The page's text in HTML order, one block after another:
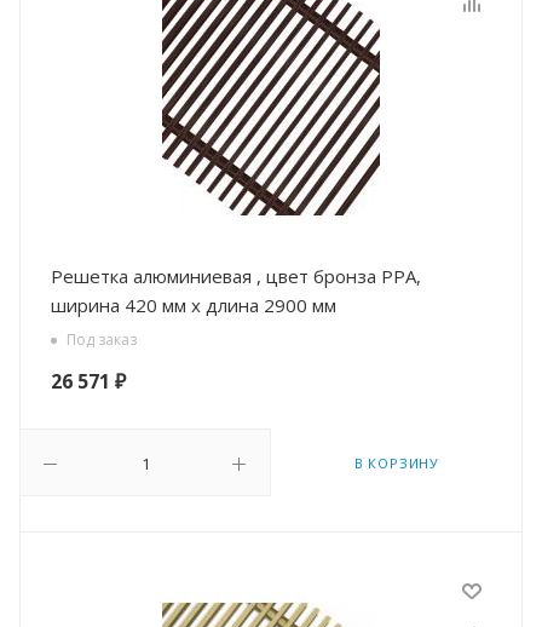
Решетка алюминиевая , цвет бронза РРА,
ширина 420 мм х длина 2900 мм
Под заказ
26 571 ₽
В КОРЗИНУ